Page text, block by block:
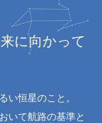
に向かって
い恒星のこと。
いて航路の基準と